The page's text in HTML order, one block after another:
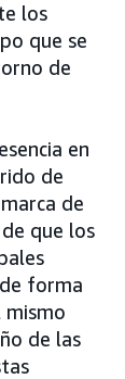
los
que se
de
en
de
de
que los
forma
mismo
de las